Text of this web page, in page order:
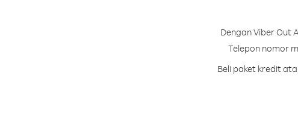
Dengan Viber Out
Telepon nomor
Beli paket kredit